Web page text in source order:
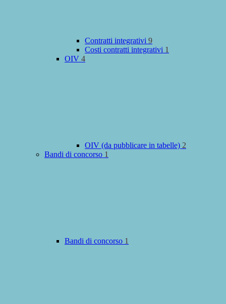
Contratti integrativi 9
Costi contratti integrativi 1
OIV 4
OIV (da pubblicare in tabelle) 2
Bandi di concorso 1
Bandi di concorso 1